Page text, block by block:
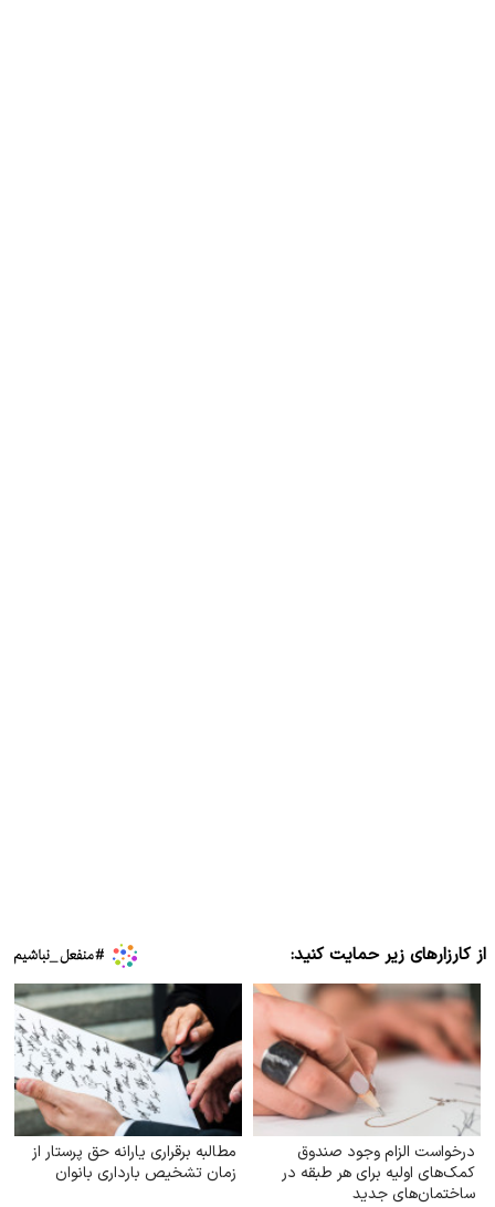
از کارزارهای زیر حمایت کنید:
درخواست الزام وجود صندوق
کمک‌های اولیه برای هر طبقه در
ساختمان‌های جدید
مطالبه برقراری یارانه حق پرستار از
زمان تشخیص بارداری بانوان